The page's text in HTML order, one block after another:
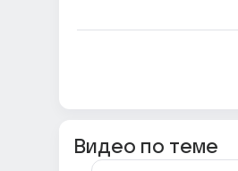
Видео по теме